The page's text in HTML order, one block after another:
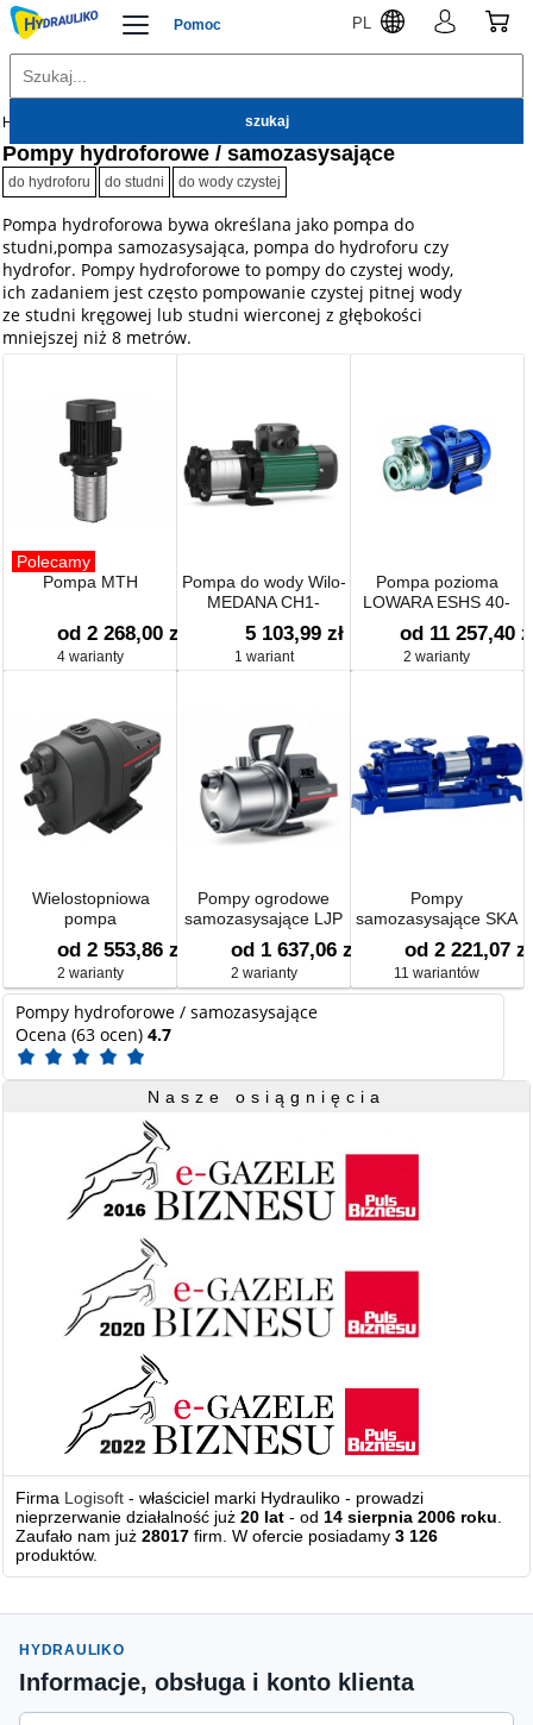
Pomoc PL
Hydrauliko
Pompy hydroforowe / samozasysające
do hydroforu do studni do wody czystej
Pompa hydroforowa bywa określana jako pompa do
studni,pompa samozasysająca, pompa do hydroforu czy
hydrofor. Pompy hydroforowe to pompy do czystej wody,
ich zadaniem jest często pompowanie czystej pitnej wody
ze studni kręgowej lub studni wierconej z głębokości
mniejszej niż 8 metrów.
Polecamy
Pompa MTH
od 2 268,00 zł
4 warianty
Pompa do wody Wilo-
MEDANA CH1-
LC.1004-5/E/E/10T
wysokociśnieniowa
pozioma
5 103,99 zł
1 wariant
Pompa pozioma
LOWARA ESHS 40-
200/75/P25VSSA
od 11 257,40
2 warianty
Wielostopniowa
pompa
samozasysająca
SCALA1
od 2 553,86 zł
2 warianty
Pompy ogrodowe
samozasysające LJP
od 1 637,06 zł
2 warianty
Pompy
samozasysające SKA
od 2 221,07 zł
11 wariantów
Pompy hydroforowe / samozasysające
Ocena (63 ocen)4.7
Nasze osiągnięcia
Firma Logisoft - właściciel marki Hydrauliko - prowadzi
nieprzerwanie działalność już20 lat - od14 sierpnia 2006 roku.
Zaufało nam już28017 firm. W ofercie posiadamy3 126
produktów.
HYDRAULIKO
Informacje, obsługa i konto klienta